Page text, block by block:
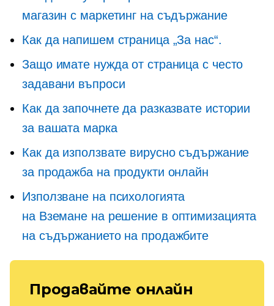
магазин с маркетинг на съдържание
Как да напишем страница „За нас“.
Защо имате нужда от страница с често
задавани въпроси
Как да започнете да разказвате истории
за вашата марка
Как да използвате вирусно съдържание
за продажба на продукти онлайн
Използване на психологията
на Вземане на решениев оптимизацията
на съдържанието на продажбите
Продавайте онлайн